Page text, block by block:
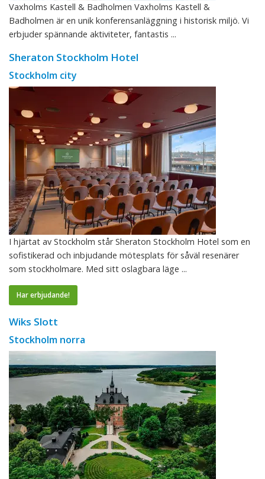
Vaxholms Kastell & Badholmen Vaxholms Kastell &
Badholmen är en unik konferensanläggning i historisk miljö. Vi
erbjuder spännande aktiviteter, fantastis ...
Sheraton Stockholm Hotel
Stockholm city
I hjärtat av Stockholm står Sheraton Stockholm Hotel som en
sofistikerad och inbjudande mötesplats för såväl resenärer
som stockholmare. Med sitt oslagbara läge ...
Har erbjudande!
Wiks Slott
Stockholm norra